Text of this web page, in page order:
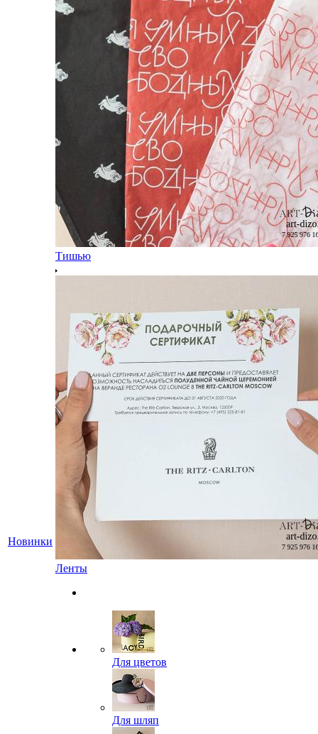
Новинки
Тишью
Ленты
Для цветов
Для шляп